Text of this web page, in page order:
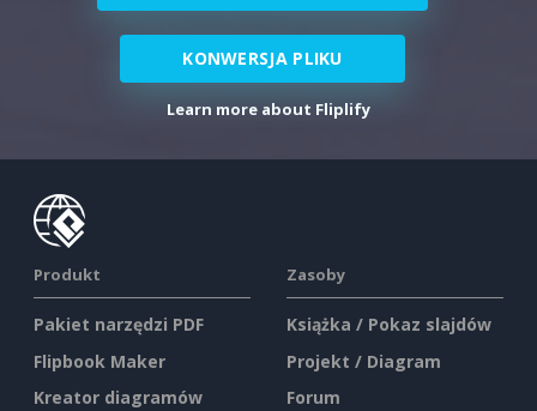
KONWERSJA PLIKU
Learn more about Fliplify
Produkt
Pakiet narzędzi PDF
Flipbook Maker
Kreator diagramów
Zasoby
Książka / Pokaz slajdów
Projekt / Diagram
Forum